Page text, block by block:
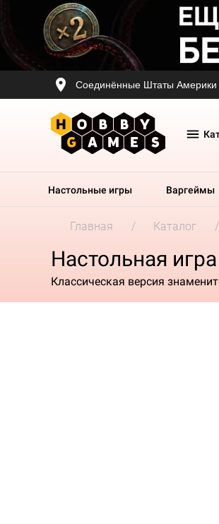
Соединённые Штаты Америки
Настольные игры Варгеймы
Главная Каталог
Настольная
Классическая версия